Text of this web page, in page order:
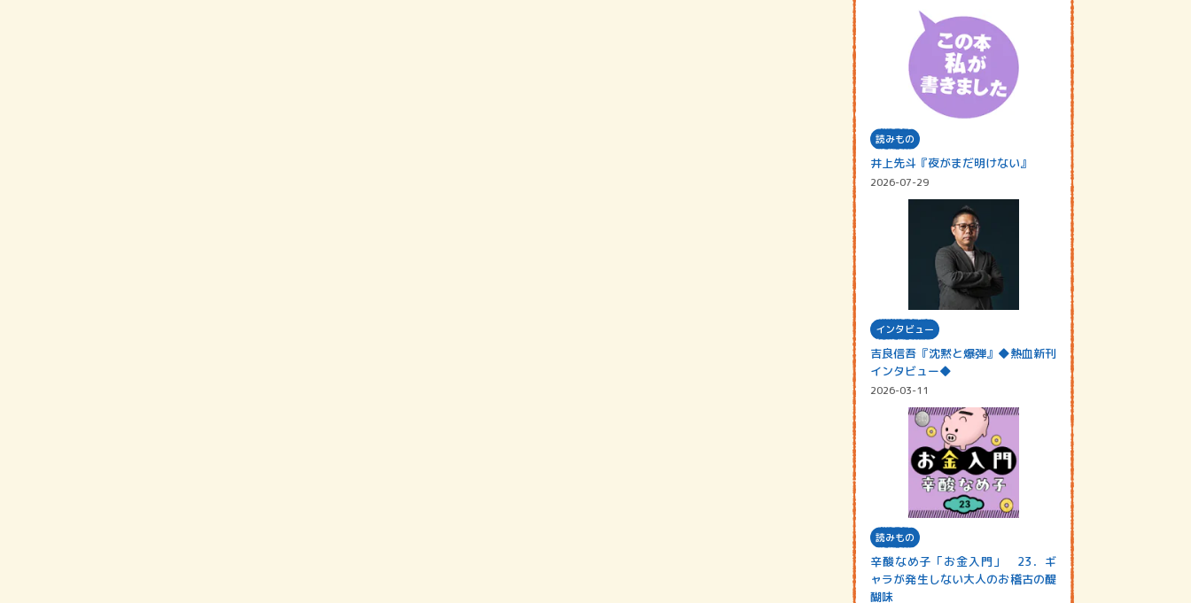
読みもの
井上先斗『夜がまだ明けない』
2026-07-29
インタビュー
吉良信吾『沈黙と爆弾』◆熱血新刊
インタビュー◆
2026-03-11
読みもの
辛酸なめ子「お金入門」 23．ギ
ャラが発生しない大人のお稽古の醍
醐味